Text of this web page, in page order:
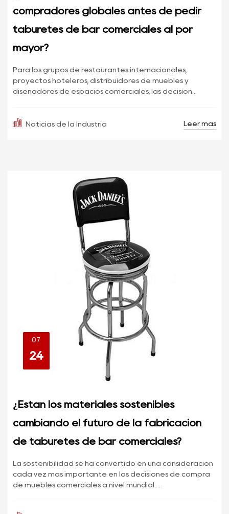
compradores globales antes de pedir
taburetes de bar comerciales al por
mayor?
Para los grupos de restaurantes internacionales,
proyectos hoteleros, distribuidores de muebles y
diseñadores de espacios comerciales, las decision...
Noticias de la Industria Leer más
07
24
¿Están los materiales sostenibles
cambiando el futuro de la fabricación
de taburetes de bar comerciales?
La sostenibilidad se ha convertido en una consideración
cada vez más importante en las decisiones de compra
de muebles comerciales a nivel mundial....